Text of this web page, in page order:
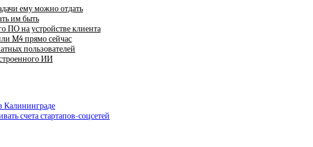
ему можно отдать
им быть
ПО на устройстве клиента
M4 прямо сейчас
пользователей
ИИ
Калининграде
счета стартапов-соцсетей